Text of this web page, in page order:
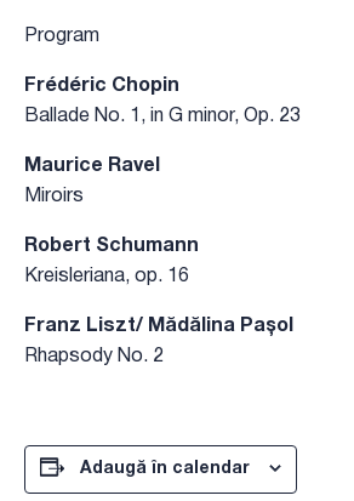
Program
Frédéric Chopin
Ballade No. 1, in G minor, Op. 23
Maurice Ravel
Miroirs
Robert Schumann
Kreisleriana, op. 16
Franz Liszt/ Mădălina Pașol
Rhapsody No. 2
Adaugă în calendar